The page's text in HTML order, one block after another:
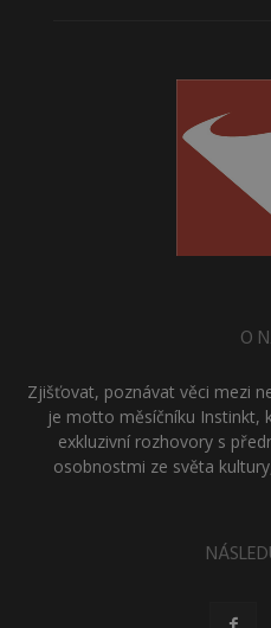
O
Zjišťovat, poznávat věci mezi
je motto měsíčníku Instinkt,
exkluzivní rozhovory s
osobnostmi ze světa